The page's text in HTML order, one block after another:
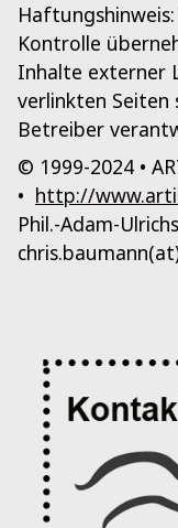
Kontrolle
Inhalte externer
verlinkten Seiten
Betreiber
© 1999-2024 •
• http://
Phil.-Adam-